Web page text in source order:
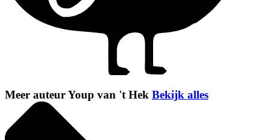
Meer auteur Youp van 't Hek Bekijk alles